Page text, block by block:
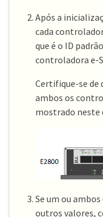
Após a
cada
que é o ID
controladora e-
Certifique-se de
ambos os
mostrado neste
Se um ou
outros valores,